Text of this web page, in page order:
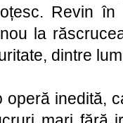
Revin în
la
dintre
operă inedită,